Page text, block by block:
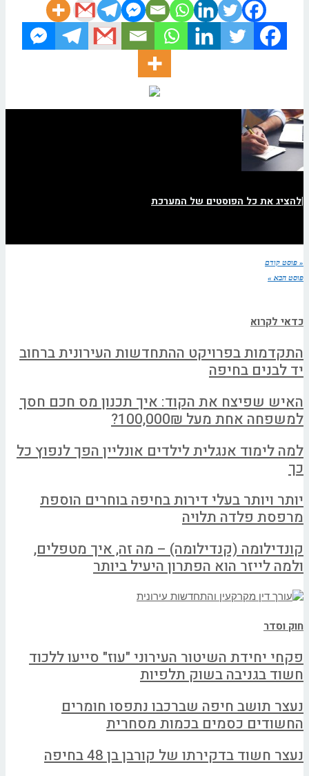
|להציג את כל הפוסטים של המערכת
« פוסט קודם
פוסט הבא »
כדאי לקרוא
התקדמות בפרויקט ההתחדשות העירונית ברחוב
יד לבנים בחיפה
האיש שפיצח את הקוד: איך תכנון מס חכם חסך
למשפחה אחת מעל 100,000₪?
למה לימוד אנגלית לילדים אונליין הפך לנפוץ כל
כך
יותר ויותר בעלי דירות בחיפה בוחרים הוספת
מרפסת פלדה תלויה
קונדילומה (קנדילומה) – מה זה, איך מטפלים,
ולמה לייזר הוא הפתרון היעיל ביותר
חוק וסדר
פקחי יחידת השיטור העירוני "עוז" סייעו ללכוד
חשוד בגניבה בשוק תלפיות
נעצר תושב חיפה שברכבו נתפסו חומרים
החשודים כסמים בכמות מסחרית
נעצר חשוד בדקירתו של קורבן בן 48 בחיפה